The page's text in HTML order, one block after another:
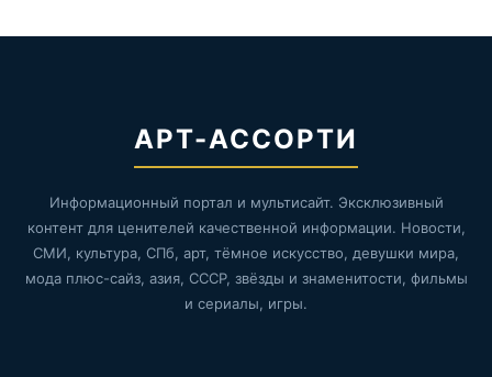
АРТ-АССОРТИ
Информационный портал и мультисайт. Эксклюзивный
контент для ценителей качественной информации. Новости,
СМИ, культура, СПб, арт, тёмное искусство, девушки мира,
мода плюс-сайз, азия, СССР, звёзды и знаменитости, фильмы
и сериалы, игры.